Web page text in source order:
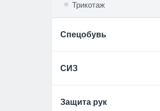
Трикотаж
Спецобувь
СИЗ
Защита рук